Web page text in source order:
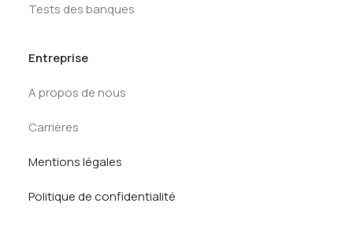
Tests des banques
Entreprise
A propos de nous
Carrières
Mentions légales
Politique de confidentialité